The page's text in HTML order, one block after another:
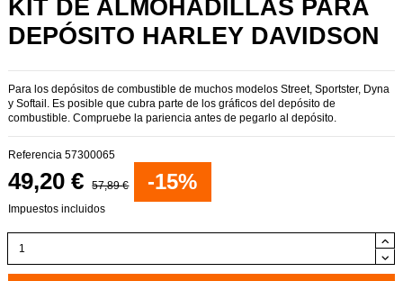
KIT DE ALMOHADILLAS PARA
DEPÓSITO HARLEY DAVIDSON
Para los depósitos de combustible de muchos modelos Street, Sportster, Dyna
y Softail. Es posible que cubra parte de los gráficos del depósito de
combustible. Compruebe la pariencia antes de pegarlo al depósito.
Referencia 57300065
49,20 € 57,89 € -15%
Impuestos incluidos